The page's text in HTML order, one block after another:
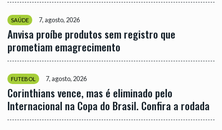
SAÚDE 7, agosto, 2026
Anvisa proíbe produtos sem registro que
prometiam emagrecimento
FUTEBOL 7, agosto, 2026
Corinthians vence, mas é eliminado pelo
Internacional na Copa do Brasil. Confira a rodada